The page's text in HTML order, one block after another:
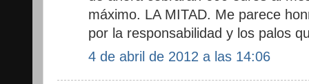
máximo. LA MITAD. Me parece
por la responsabilidad y los palos
4 de abril de 2012 a las 14:06